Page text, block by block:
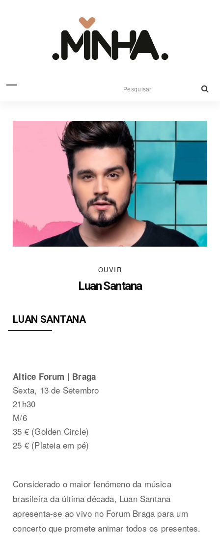
OUVIR
Luan Santana
LUAN SANTANA
Altice Forum | Braga
Sexta, 13 de Setembro
21h30
M/6
35 € (Golden Circle)
25 € (Plateia em pé)
Considerado o maior fenómeno da música
brasileira da última década, Luan Santana
apresenta-se ao vivo no Forum Braga para um
concerto que promete animar todos os presentes.